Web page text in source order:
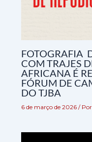
FOTOGRAFIA
COM TRAJES
AFRICANA É
FÓRUM DE
DO TJBA
6 de março de 2026 / Por